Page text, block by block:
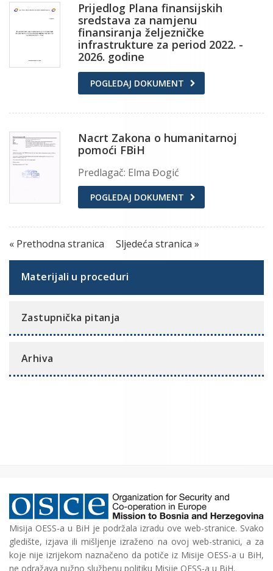
Prijedlog Plana finansijskih
sredstava za namjenu
finansiranja željezničke
infrastrukture za period 2022. -
2026. godine
POGLEDAJ DOKUMENT
Nacrt Zakona o humanitarnoj
pomoći FBiH
Predlagač: Elma Đogić
POGLEDAJ DOKUMENT
« Prethodna stranica Sljedeća stranica »
Materijali u proceduri
Zastupnička pitanja
Arhiva
Misija OESS-a u BiH je podržala izradu ove web-stranice. Svako
gledište, izjava ili mišljenje izraženo na ovoj web-stranici, a za
koje nije izrijekom naznačeno da potiče iz Misije OESS-a u BiH,
ne odražava nužno službenu politiku Misije OESS-a u BiH.